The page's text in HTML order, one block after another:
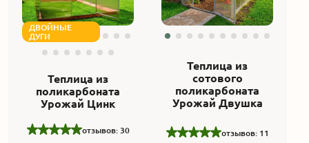
ДВОЙНЫЕ
ДУГИ
Теплица из
поликарбоната
Урожай Цинк
отзывов: 30
Теплица из
сотового
поликарбоната
Урожай Двушка
отзывов: 11